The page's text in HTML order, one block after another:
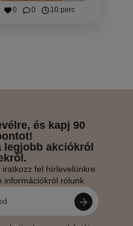
0 0 10 perc
és kapj 90
legjobb akciókról
fel hírlevelünkre
információkról rólunk